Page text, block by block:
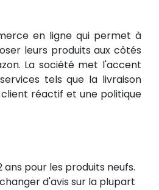
en ligne qui permet à
leurs produits aux côtés
La société met l'accent
tels que la livraison
réactif et une politique
ans pour les produits neufs.
d'avis sur la plupart